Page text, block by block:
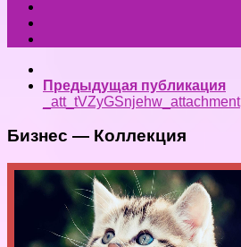
Предыдущая публикация
_att_tVZyGSnjehw_attachment
Бизнес — Коллекция